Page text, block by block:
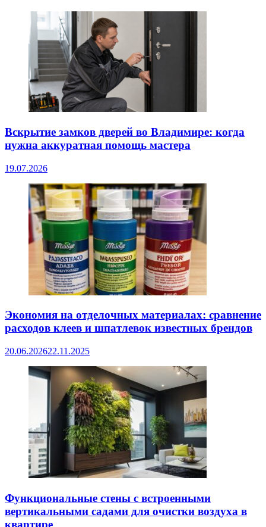
Вскрытие замков дверей во Владимире: когда
нужна аккуратная помощь мастера
19.07.2026
Экономия на отделочных материалах: сравнение
расходов клеев и шпатлевок известных брендов
20.06.202622.11.2025
Функциональные стены с встроенными
вертикальными садами для очистки воздуха в
квартире